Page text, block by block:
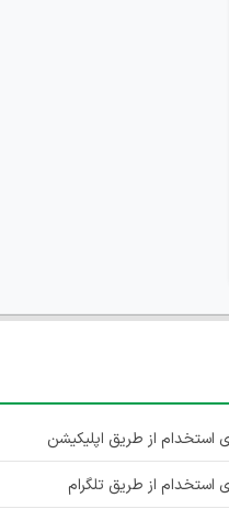
استخدام از طریق اپلیکیشن
از طریق تلگرام